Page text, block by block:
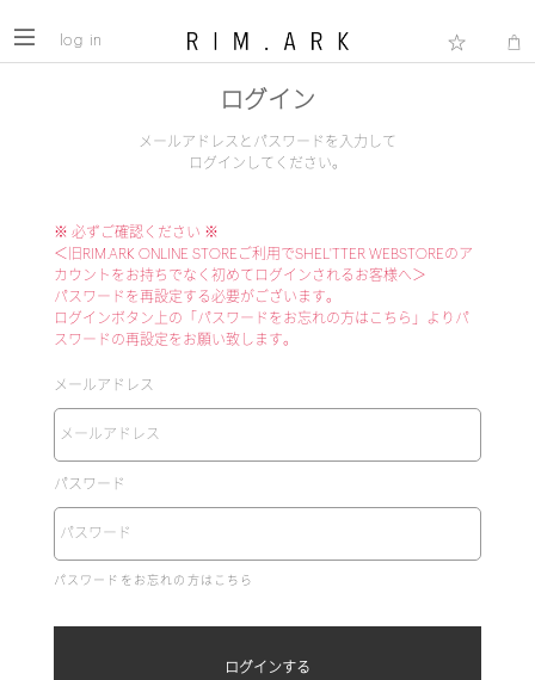
log in
ログイン
メールアドレスとパスワードを入力して
ログインしてください。
※ 必ずご確認ください ※
＜旧RIM.ARK ONLINE STOREご利用でSHEL'TTER WEBSTOREのア
カウントをお持ちでなく初めてログインされるお客様へ＞
パスワードを再設定する必要がございます。
ログインボタン上の「パスワードをお忘れの方はこちら」よりパ
スワードの再設定をお願い致します。
メールアドレス
パスワード
パスワードをお忘れの方はこちら